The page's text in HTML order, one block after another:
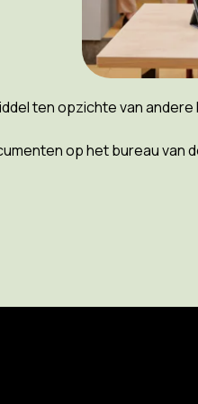
ten opzichte van
op het bureau van